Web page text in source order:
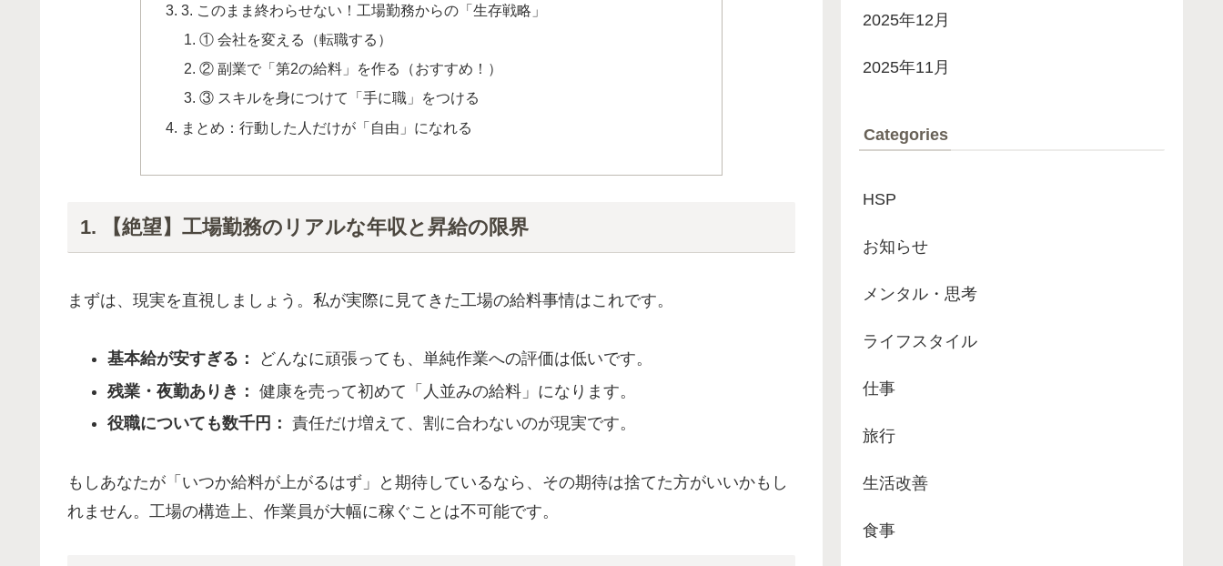
3. このまま終わらせない！工場勤務からの「生存戦略」
① 会社を変える（転職する）
② 副業で「第2の給料」を作る（おすすめ！）
③ スキルを身につけて「手に職」をつける
まとめ：行動した人だけが「自由」になれる
1. 【絶望】工場勤務のリアルな年収と昇給の限界
まずは、現実を直視しましょう。私が実際に見てきた工場の給料事情はこれです。
基本給が安すぎる：
どんなに頑張っても、単純作業への評価は低いです。
残業・夜勤ありき： 健康を売って初めて「人並みの給料」になります。
役職についても数千円： 責任だけ増えて、割に合わないのが現実です。
もしあなたが「いつか給料が上がるはず」と期待しているなら、その期待は捨てた方がいいかもし
れません。工場の構造上、作業員が大幅に稼ぐことは不可能です。
2025年12月
2025年11月
Categories
HSP
お知らせ
メンタル・思考
ライフスタイル
仕事
旅行
生活改善
食事